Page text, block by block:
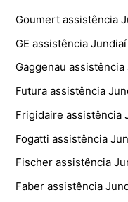
Goumert assistência
GE assistência Jundiaí
Gaggenau
Futura assistência
Frigidaire assistência
Fogatti assistência
Fischer assistência
Faber assistência